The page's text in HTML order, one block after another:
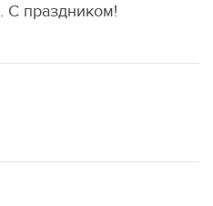
С праздником!